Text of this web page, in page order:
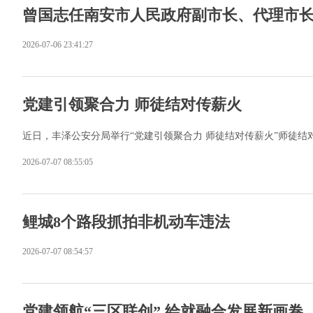
曾国志任南安市人民政府副市长、代理市
2026-07-06 23:41:27
党建引领聚合力 师徒结对传薪火
近日，丰泽公安分局举行“党建引领聚合力 师徒结对传薪火”师徒
2026-07-07 08:55:05
鲤城8个路段抓拍非机动车违法
2026-07-07 08:54:57